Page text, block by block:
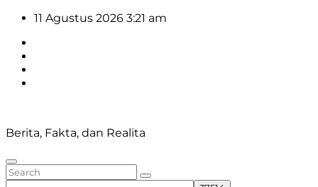
Skip
content
11 Agustus 2026 3:21 am
Berita, Fakta, dan Realita